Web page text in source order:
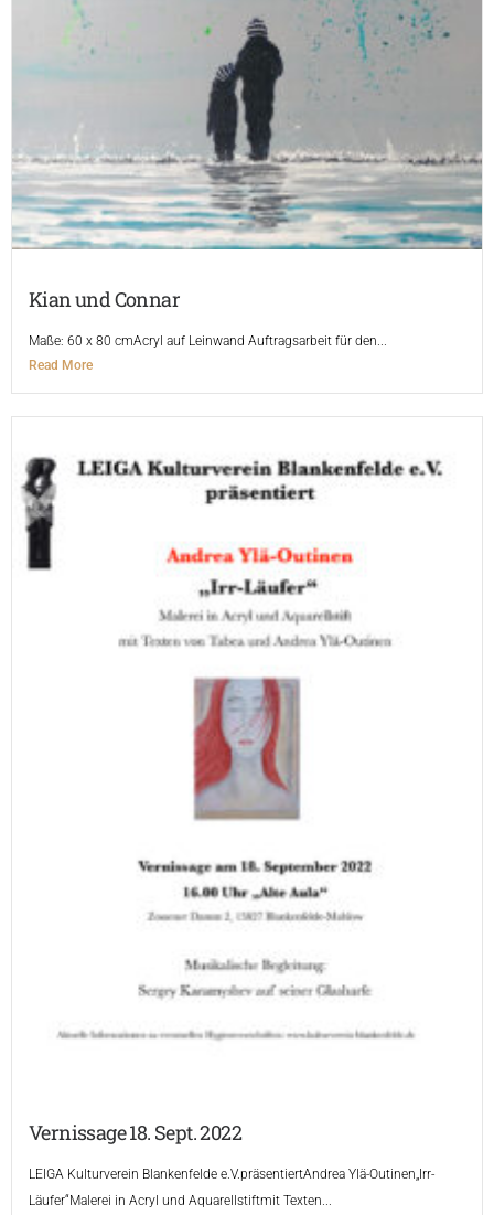
Kian und Connar
Maße: 60 x 80 cmAcryl auf Leinwand Auftragsarbeit für den...
Read More
Vernissage 18. Sept. 2022
LEIGA Kulturverein Blankenfelde e.V.präsentiertAndrea Ylä-Outinen„Irr-
Läufer“Malerei in Acryl und Aquarellstiftmit Texten...